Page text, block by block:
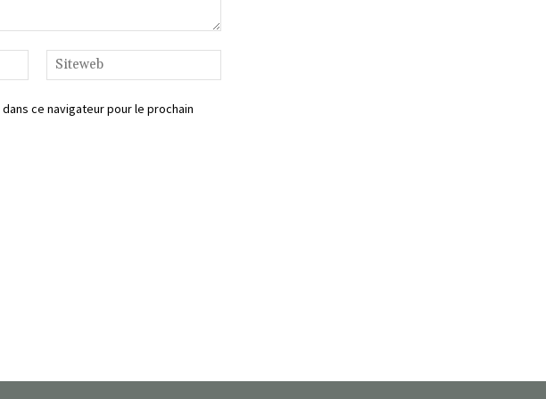
Email
:*
ce navigateur pour le prochain